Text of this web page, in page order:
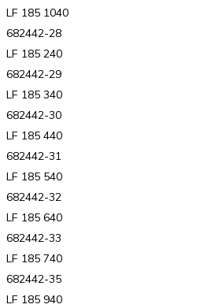
LF 185 1040
682442-28
LF 185 240
682442-29
LF 185 340
682442-30
LF 185 440
682442-31
LF 185 540
682442-32
LF 185 640
682442-33
LF 185 740
682442-35
LF 185 940